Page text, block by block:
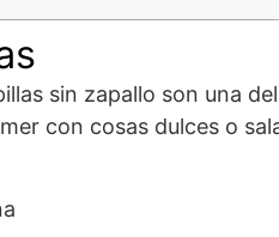
con cosas dulces o